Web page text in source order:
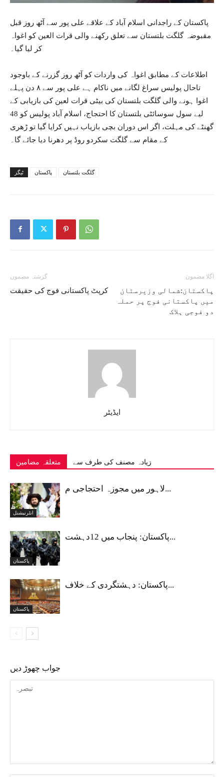
پاکستان کے راجدانی اسلام آباد کے علاقے علی پور سے آٹھ روز قبل
مقبوضہ گلگت بلتستان سے تعلق رکھنے والی قرات العین کو اغواہ
کر لیا گیا۔
اطلاعات کے مطابق اغواہ کی واردات کو آٹھ روز گزرنے کے باوجود
تاحال پولیس سراغ لگانے میں ناکام ہے علی پور سے ۸ دن پہلے
اغوا ہونے والی گلگت بلتستان کی بیٹی قرات لعین کی بازیابی کے
لیے سول سوسائٹی بلتستان کا احتجاج، اسلام آباد پولیس کو 48
گھنٹے کی مہلت، اگر اس دوران بچی بازیاب نہیں کرایا گیا تو ڑھری
کے مقام سے گلگت سکردو روڈ پر دھرنا دیا جائے گا۔
ٹیگز پاکستان گلگت بلتستان
گزشتہ مضمون
کرپٹ پاکستانی فوج کی حقیقت
اگلا مضمون
پاکستان:شمالی وزیرستان
میں پاکستانی فوج پر حملہ
دو فوجی ہلاک
ایڈیٹر
متعلقہ مضامین زیادہ مصنف کی طرف سے
انٹرنیشنل
لاہور میں مجوزہ احتجاجی م...
پاکستان
پاکستان: پنجاب میں 12دہشت...
پاکستان
پاکستان: دہشتگردی کے خلاف...
جواب چھوڑ دیں